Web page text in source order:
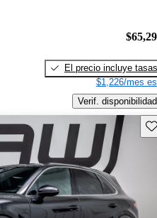
El precio incluye tasas
$1,226/mes
Verif. disponibilidad